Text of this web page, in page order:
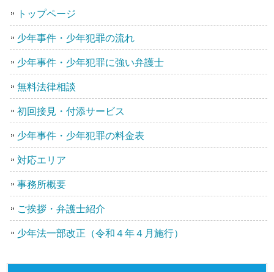
トップページ
少年事件・少年犯罪の流れ
少年事件・少年犯罪に強い弁護士
無料法律相談
初回接見・付添サービス
少年事件・少年犯罪の料金表
対応エリア
事務所概要
ご挨拶・弁護士紹介
少年法一部改正（令和４年４月施行）